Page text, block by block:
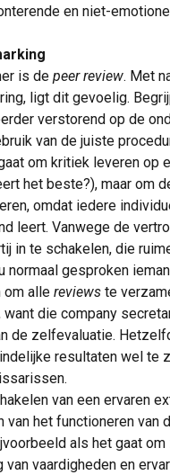
en niet-
is de peer review. Met
ligt dit gevoelig.
verstorend op de
van de juiste
om kritiek leveren op
het beste?), maar om
omdat iedere
leert. Vanwege de
in te schakelen, die
normaal gesproken
om alle reviews te
want die company
de zelfevaluatie.
resultaten wel te
van een ervaren
van het functioneren van
als het gaat
vaardigheden en